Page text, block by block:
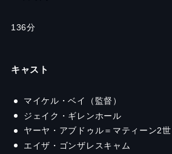
136分
キャスト
マイケル・ベイ（監督）
ジェイク・ギレンホール
ヤーヤ・アブドゥル＝マティーン2
エイザ・ゴンザレスキャム